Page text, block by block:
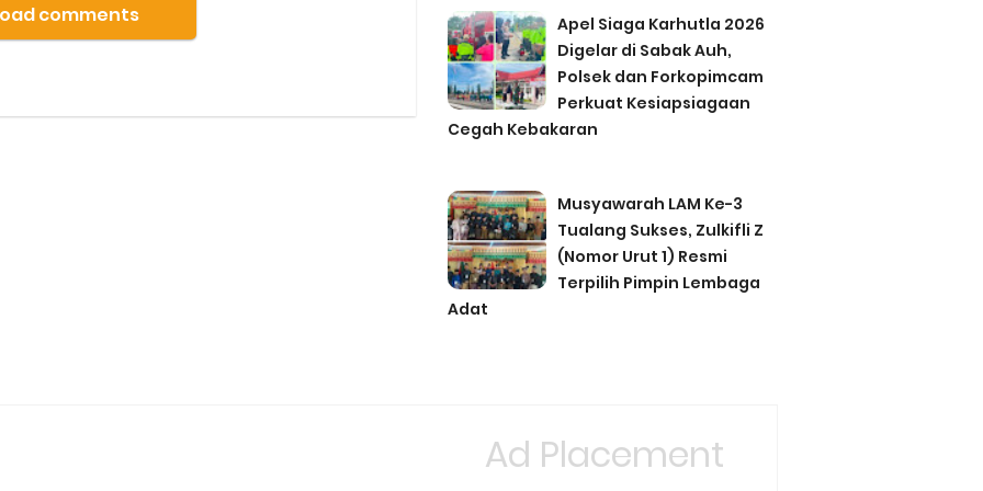
comments
Apel Siaga Karhutla 2026
Digelar di Sabak Auh,
Polsek dan Forkopimcam
Perkuat Kesiapsiagaan
Cegah Kebakaran
Musyawarah LAM Ke-3
Tualang Sukses, Zulkifli Z
(Nomor Urut 1) Resmi
Terpilih Pimpin Lembaga
Adat
Ad Placement